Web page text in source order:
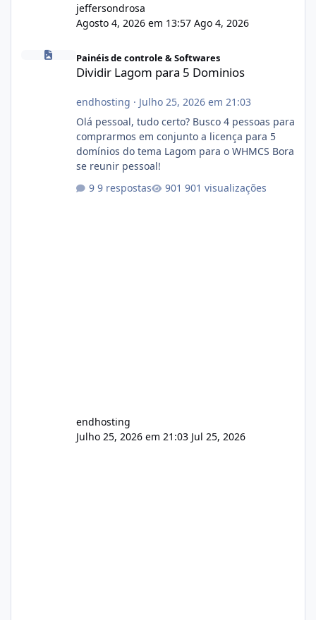
jeffersondrosa
Agosto 4, 2026 em 13:57 Ago 4, 2026
Dividir Lagom para 5 Dominios
Painéis de controle & Softwares
Dividir Lagom para 5 Dominios
endhosting · Julho 25, 2026 em 21:03
Olá pessoal, tudo certo? Busco 4 pessoas para
comprarmos em conjunto a licença para 5
domínios do tema Lagom para o WHMCS Bora
se reunir pessoal!
9 respostas
901 visualizações
endhosting
Julho 25, 2026 em 21:03 Jul 25, 2026